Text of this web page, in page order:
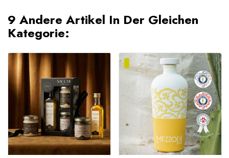
9 Andere Artikel In Der Gleichen
Kategorie: